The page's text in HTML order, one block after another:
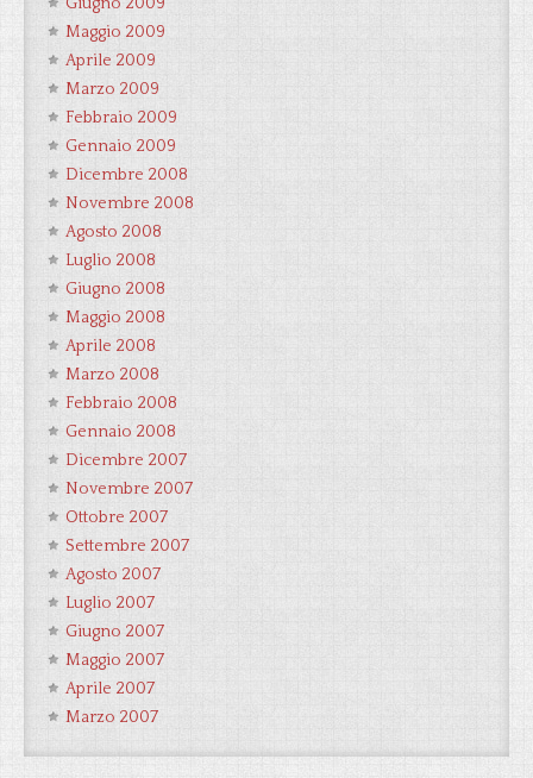
Maggio 2009
Aprile 2009
Marzo 2009
Febbraio 2009
Gennaio 2009
Dicembre 2008
Novembre 2008
Agosto 2008
Luglio 2008
Giugno 2008
Maggio 2008
Aprile 2008
Marzo 2008
Febbraio 2008
Gennaio 2008
Dicembre 2007
Novembre 2007
Ottobre 2007
Settembre 2007
Agosto 2007
Luglio 2007
Giugno 2007
Maggio 2007
Aprile 2007
Marzo 2007